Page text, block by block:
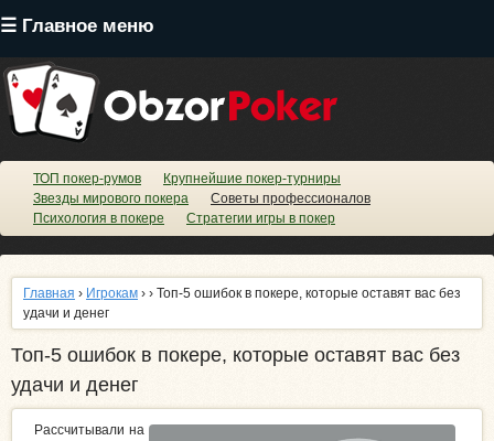
☰ Главное меню
содержанию
ТОП покер-румов
Крупнейшие покер-турниры
Звезды мирового покера
Советы профессионалов
Психология в покере
Стратегии игры в покер
Главная › Игрокам › › Топ-5 ошибок в покере, которые оставят вас без
удачи и денег
Топ-5 ошибок в покере, которые оставят вас без
удачи и денег
Рассчитывали на